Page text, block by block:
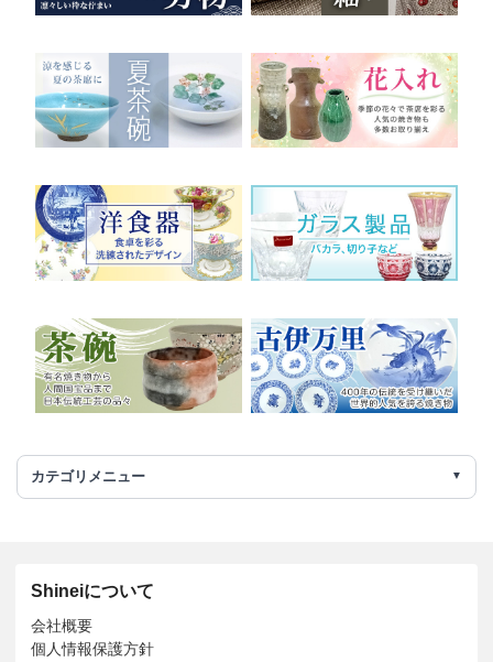
カテゴリメニュー
Shineiについて
会社概要
個人情報保護方針